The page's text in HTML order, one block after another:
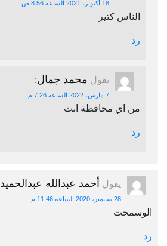
18 أكتوبر، 2021 الساعة 8:56 ص
الناس كتير
رد
يقول محمد جمال:
7 مارس، 2022 الساعة 7:26 م
من اي محافظة انت
رد
يقول أحمد عبدالله عبدالحميد
28 سبتمبر، 2020 الساعة 11:46 م
الوسمحت
رد